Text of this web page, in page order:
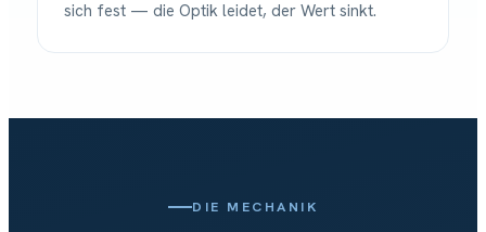
sich fest — die Optik leidet, der Wert sinkt.
DIE MECHANIK